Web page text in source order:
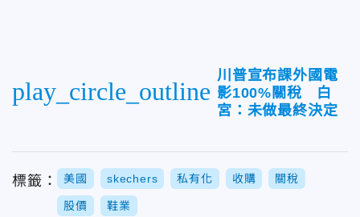
play_circle_outline
川普宣布課外國電
影100%關稅 白
宮：未做最終決定
標籤： 美國 skechers 私有化 收購 關稅
股價 鞋業